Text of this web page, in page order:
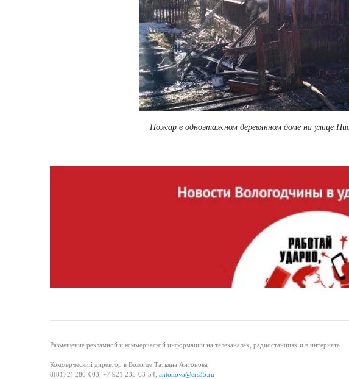
Пожар в одноэтажном деревянном доме на улице
Размещение рекламной и коммерческой информации на телеканалах, радиостанциях и в интернете.
Коммерческий директор в Вологде Татьяна Антонова
8(8172) 280-003, +7 921 235-03-54, antonova@ers35.ru